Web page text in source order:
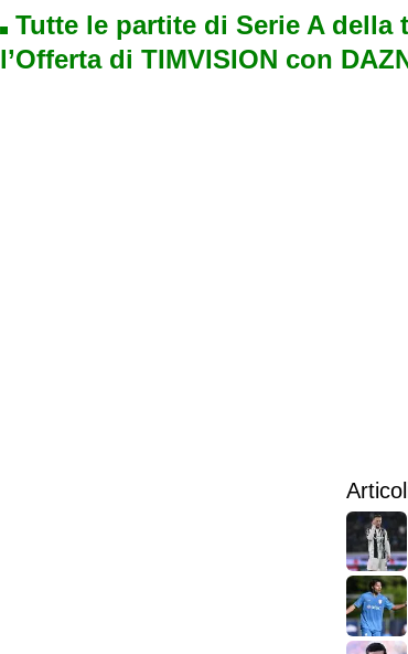
Tutte le partite di Serie A della
l’Offerta di TIMVISION con